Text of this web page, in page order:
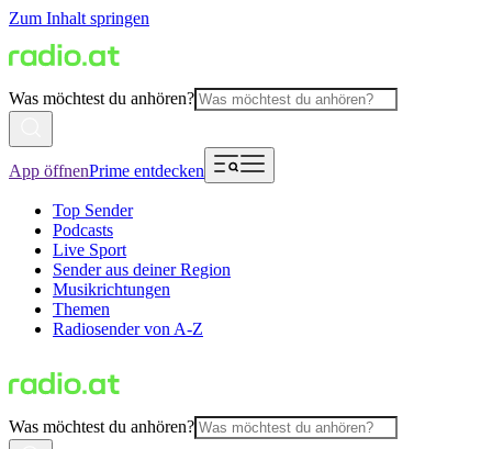
Zum Inhalt springen
Was möchtest du anhören?
App öffnenPrime entdecken
Top Sender
Podcasts
Live Sport
Sender aus deiner Region
Musikrichtungen
Themen
Radiosender von A-Z
Was möchtest du anhören?